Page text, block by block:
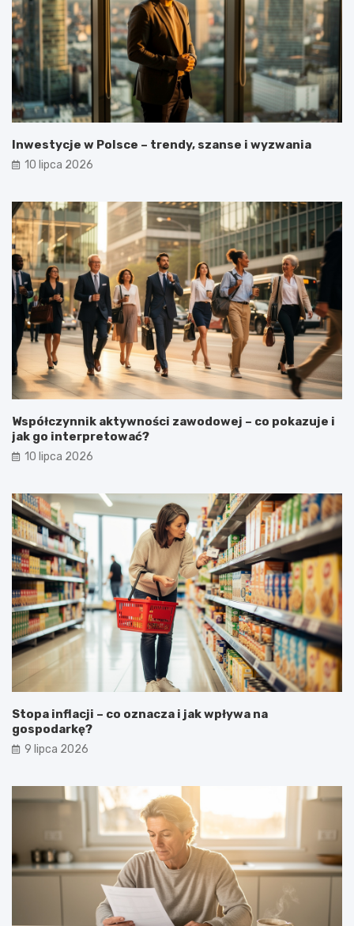
Inwestycje w Polsce – trendy, szanse i wyzwania
10 lipca 2026
Współczynnik aktywności zawodowej – co pokazuje i
jak go interpretować?
10 lipca 2026
Stopa inflacji – co oznacza i jak wpływa na
gospodarkę?
9 lipca 2026